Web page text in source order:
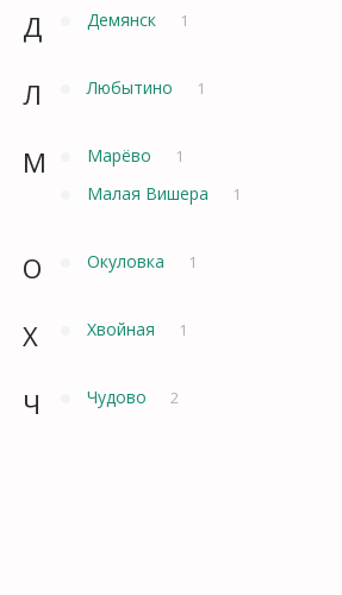
Д Демянск 1
Л Любытино 1
М Марёво 1
Малая Вишера 1
О Окуловка 1
Х Хвойная 1
Ч Чудово 2